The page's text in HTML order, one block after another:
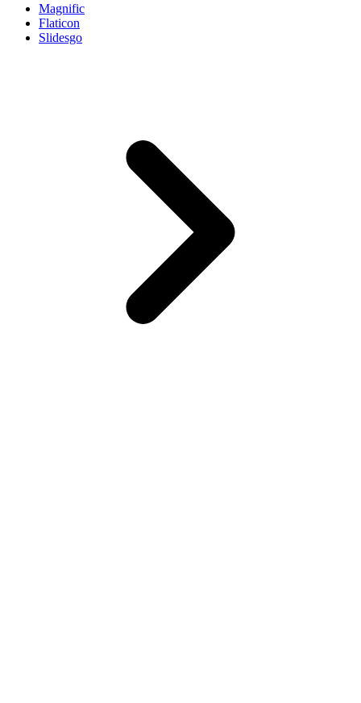
Magnific
Flaticon
Slidesgo